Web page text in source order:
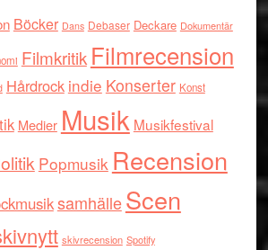
Böcker Dans Debaser Deckare Dokumentär
Filmkritik Filmrecension
Hårdrock indie Konserter Konst
Medier Musik Musikfestival
Popmusik Recension
samhälleScen
skivrecension Spotify